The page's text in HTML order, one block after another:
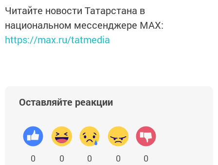
Читайте новости Татарстана в
национальном мессенджере MАХ:
https://max.ru/tatmedia
Оставляйте реакции
0 0 0 0 0